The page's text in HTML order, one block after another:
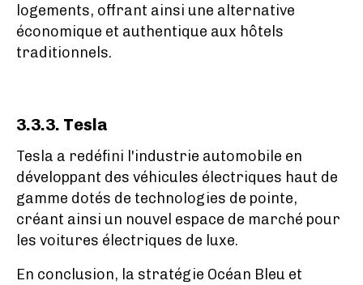
logements, offrant ainsi une alternative
économique et authentique aux hôtels
traditionnels.
3.3.3. Tesla
Tesla a redéfini l'industrie automobile en
développant des véhicules électriques haut de
gamme dotés de technologies de pointe,
créant ainsi un nouvel espace de marché pour
les voitures électriques de luxe.
En conclusion, la stratégie Océan Bleu et